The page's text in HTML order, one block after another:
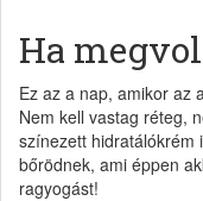
Ha
Ez az a nap, amikor az
Nem kell vastag réteg,
színezett hidratálókrém
bőrödnek, ami éppen
ragyogást!